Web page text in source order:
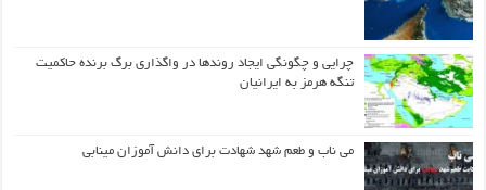
چرایی و چگونگی ایجاد روندها در واگذاری برگ برنده حاکمیت
تنگه هرمز به ایرانیان
می ناب و طعم شهد شهادت برای دانش آموزان مینابی